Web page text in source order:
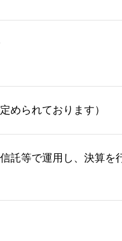
められております）
託等で運用し、決算を